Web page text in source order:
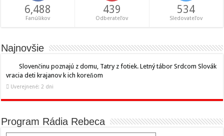
6,488
Fanúšikov
439
Odberateľov
534
Sledovateľov
Najnovšie
Slovenčinu poznajú z domu, Tatry z fotiek. Letný tábor Srdcom Slovák
vracia deti krajanov k ich koreňom
Uverejnené: 2 dni
Program Rádia Rebeca